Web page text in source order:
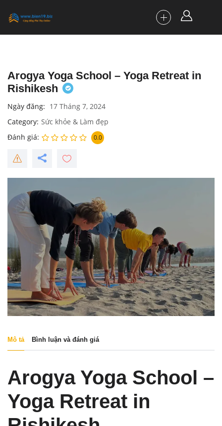
Arogya Yoga School – Yoga Retreat in
Rishikesh
Ngày đăng
17 Tháng 7, 2024
Category Sức khỏe & Làm đẹp
Đánh giá
0.0
Mô tả Bình luận và đánh giá
Arogya Yoga School –
Yoga Retreat in